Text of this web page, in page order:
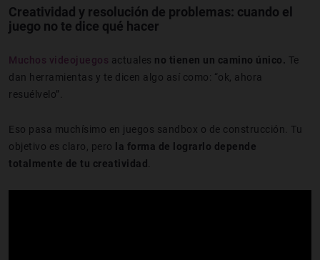
Creatividad y resolución de problemas: cuando el
juego no te dice qué hacer
Muchos videojuegos actuales no tienen un camino único. Te
dan herramientas y te dicen algo así como: “ok, ahora
resuélvelo”.
Eso pasa muchísimo en juegos sandbox o de construcción. Tu
objetivo es claro, pero
la forma de lograrlo depende
totalmente de tu creatividad